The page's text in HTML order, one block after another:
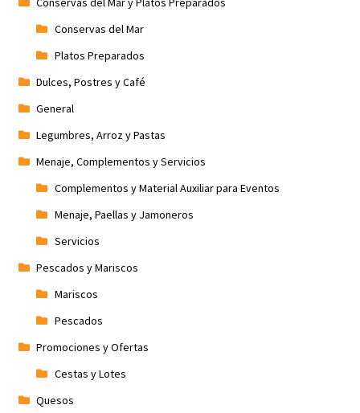
Conservas del Mar
Platos Preparados
Dulces, Postres y Café
General
Legumbres, Arroz y Pastas
Menaje, Complementos y Servicios
Complementos y Material Auxiliar para Eventos
Menaje, Paellas y Jamoneros
Servicios
Pescados y Mariscos
Mariscos
Pescados
Promociones y Ofertas
Cestas y Lotes
Quesos